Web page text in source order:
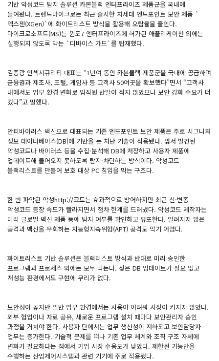
기반 악성코드 탐지 솔루션 카본블랙 엔터프라이즈 제품군을 국내에
들여왔다. 트렌드마이크로는 최근 출시한 차세대 엔드포인트 보안 제품 `
엑스젠(XGen)`에 화이트리스트 방식을 활용해 오탐율을 줄인다.
마이크로소프트(MS)는 윈도7 엔터프라이즈에 허가된 애플리케이션 외에는
실행되지 않도록 막는 `디바이스 가드`를 탑재했다.
김종광 인섹시큐리티 대표는 “1년여 동안 카본블랙 제품군을 국내에 공급하며
금융권과 제조사, 포털, 게임사 등 고객사 50여곳을 확보했다”면서 “고객사
내에서도 업무 환경 변화로 임직원 반발이 적지 않았으나 보안 강화 수요가 더
컸다”고 말했다.
안티바이러스 백신으로 대표되는 기존 엔드포인트 보안 제품은 주로 시그니처
정보 데이터베이스(DB)에 기반을 둔 차단 기술이 적용됐다. 앞서 발견된
악성코드나 바이러스 등을 수집·분석해 DB에 저장하고 사용자 제품에
업데이트해 들어오지 못하도록 탐지·차단하는 방식이다. 악성코드
블랙리스트를 만들어 보호 대상 PC 침입을 막는 구조다.
한 번 파악된 악성http://코드는 효과적으로 방어하지만 최근 신·변종
악성코드 등장 속도가 빨라지면서 점차 한계를 드러냈다. 악성코드 제작자는
미리 글로벌 백신 제품 등에 탐지 여부를 확인하고 유포한다. 알려지지 않은
공격과 백신을 우회하는 지능형지속위협(APT) 공격도 막기 어렵다.
화이트리스트 기반 솔루션은 블랙리스트 방식과 반대로 미리 승인한
프로그램과 프로세스 외에는 모두 막는다. 잦은 DB 업데이트가 필요 없고
저성능 환경에서도 구현에 무리가 없다.
보안성이 높지만 일반 업무 환경에서는 사용이 어려워 시장이 커지지 않았다.
외부 협업이나 자료 공유, 새로운 프로그램 설치 때마다 보안관리자 승인
과정을 거쳐야 한다. 사용자 단에서는 업무 생산성이 저하되고 보안담당자
업무는 증가한다. 기술적 문제를 떠나 기존 업무 체계와 조직 구조 자체에
변화가 필요하다는 점에서 기업 시장 수용도가 낮았다. 제한된 기능만을
수행하는 산업제어시스템과 관련 기기에 주로 적용됐다.